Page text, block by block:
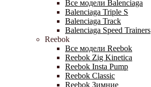
Все модели Balenciaga
Balenciaga Triple S
Balenciaga Track
Balenciaga Speed Trainers
Reebok
Все модели Reebok
Reebok Zig Kinetica
Reebok Insta Pump
Reebok Classic
Reebok Зимние